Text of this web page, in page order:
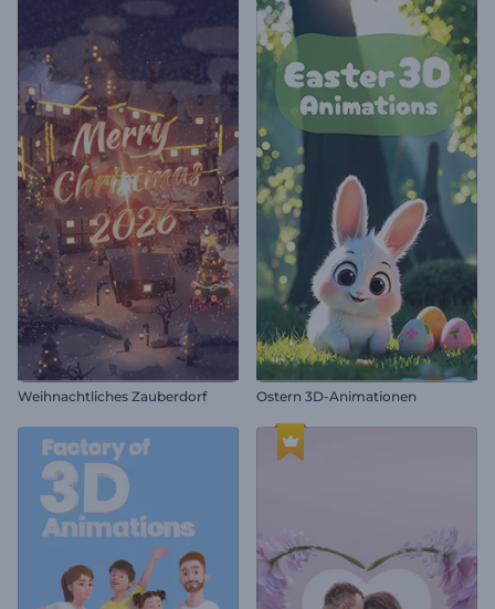
Weihnachtliches Zauberdorf Ostern 3D-Animationen